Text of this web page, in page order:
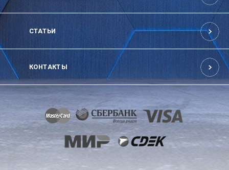
СТАТЬИ
КОНТАКТЫ